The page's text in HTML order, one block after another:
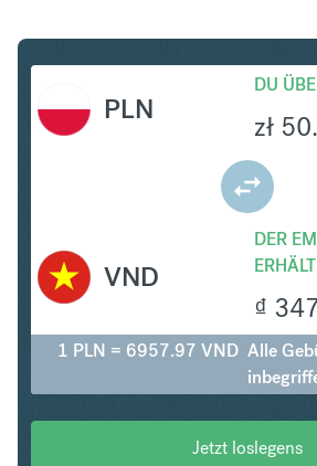
PLN
DU
zł
DER
ERHÄLT
₫
VND
1 PLN = 6957.97 VND Alle
Jetzt loslegens